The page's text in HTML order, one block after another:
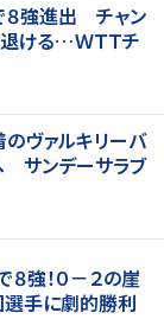
８強進出 チャン
ける…ＷＴＴチ
のヴァルキリーバ
サンデーサラブ
強！０－２の崖
手に劇的勝利